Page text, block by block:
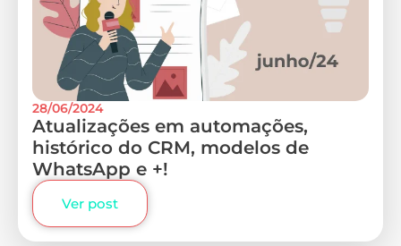
28/06/2024
Atualizações em automações,
histórico do CRM, modelos de
WhatsApp e +!
Ver post